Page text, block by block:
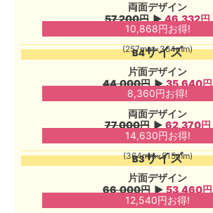
両面デザイン
57,200円 ▶︎46,332円
10,868円お得!
B4サイズ
(257mm×364mm)
片面デザイン
44,000円 ▶︎35,640円
8,360円お得!
両面デザイン
77,000円 ▶︎ 62,370円
14,630円お得!
B3サイズ
(364mm×515mm)
片面デザイン
66,000円 ▶︎ 53,460円
12,540円お得!